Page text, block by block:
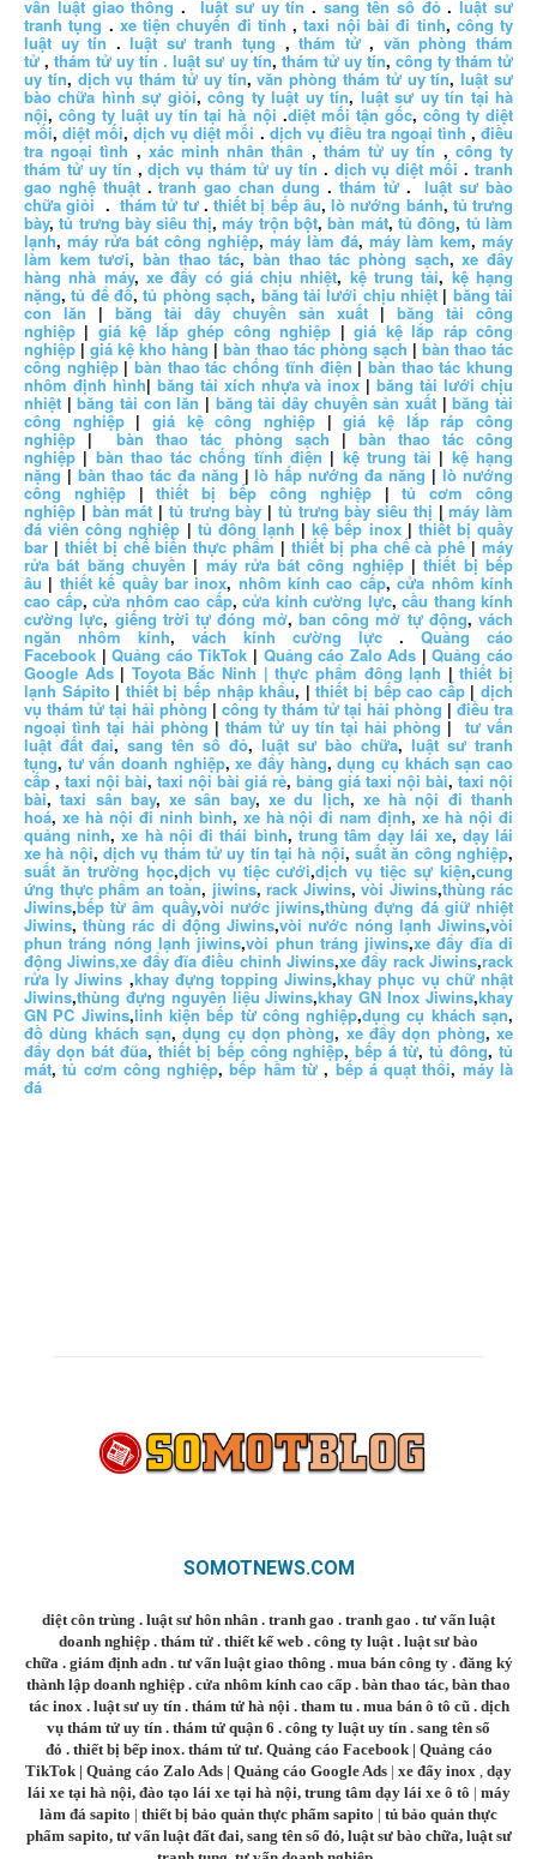
vấn luật giao thông . luật sư uy tín .sang tên sổ đỏ.luật sư
tranh tụng . xe tiện chuyến đi tỉnh ,taxi nội bài đi tỉnh, công ty
luật uy tín .luật sư tranh tụng ,thám tử, văn phòng thám
tử ,thám tử uy tín . luật sư uy tín, thám tử uy tín, công ty thám tử
uy tín, dịch vụ thám tử uy tín,văn phòng thám tử uy tín,luật sư
bào chữa hình sự giỏi,công ty luật uy tín, luật sư uy tín tại hà
nội,công ty luật uy tín tại hà nội .diệt mối tận gốc, công ty diệt
mối,diệt mối,dịch vụ diệt mối . dịch vụ điều tra ngoại tình ,điều
tra ngoại tình , xác minh nhân thân , thám tử uy tín , công ty
thám tử uy tín ,dịch vụ thám tử uy tín . dịch vụ diệt mối .tranh
gao nghệ thuật.tranh gao chan dung . thám tử.luật sư bào
chữa giỏi .thám tử tư.thiết bị bếp âu,lò nướng bánh, tủ trưng
bày,tủ trưng bày siêu thị,máy trộn bột,bàn mát, tủ đông, tủ làm
lạnh, máy rửa bát công nghiệp, máy làm đá, máy làm kem, máy
làm kem tươi,bàn thao tác,bàn thao tác phòng sạch,xe đẩy
hàng nhà máy, xe đẩy có giá chịu nhiệt, kệ trung tải, kệ hạng
nặng,tủ để đồ,tủ phòng sạch, băng tải lưới chịu nhiệt| băng tải
con lăn | băng tải dây chuyền sản xuất | băng tải công
nghiệp | giá kệ lắp ghép công nghiệp |giá kệ lắp ráp công
nghiệp |giá kệ kho hàng |bàn thao tác phòng sạch | bàn thao tác
công nghiệp|bàn thao tác chống tĩnh điện | bàn thao tác khung
nhôm định hình| băng tải xích nhựa và inox |băng tải lưới chịu
nhiệt |băng tải con lăn | băng tải dây chuyền sản xuất |băng tải
công nghiệp|giá kệ công nghiệp |giá kệ lắp ráp công
nghiệp |bàn thao tác phòng sạch | bàn thao tác công
nghiệp | bàn thao tác chống tĩnh điện | kệ trung tải | kệ hạng
nặng | bàn thao tác đa năng |lò hấp nướng đa năng |lò nướng
công nghiệp|thiết bị bếp công nghiệp|tủ cơm công
nghiệp | bàn mát | tủ trưng bày | tủ trưng bày siêu thị |máy làm
đá viên công nghiệp | tủ đông lạnh |kệ bếp inox| thiết bị quầy
bar | thiết bị chế biến thực phẩm | thiết bị pha chế cà phê | máy
rửa bát băng chuyền | máy rửa bát công nghiệp|thiết bị bếp
âu | thiết kế quầy bar inox, nhôm kính cao cấp,cửa nhôm kính
cao cấp, cửa nhôm cao cấp, cửa kính cường lực, cầu thang kính
cường lực, giếng trời tự đóng mở, ban công mở tự động, vách
ngăn nhôm kính, vách kính cường lực . Quảng cáo
Facebook |Quảng cáo TikTok | Quảng cáo Zalo Ads |Quảng cáo
Google Ads| Toyota Bắc Ninh | thực phẩm đông lạnh |thiết bị
lạnh Sápito | thiết bị bếp nhập khẩu, |thiết bị bếp cao cấp|dịch
vụ thám tử tại hải phòng | công ty thám tử tại hải phòng | điều tra
ngoại tình tại hải phòng |thám tử uy tín tại hải phòng | tư vấn
luật đất đai, sang tên sổ đỏ, luật sư bào chữa, luật sư tranh
tụng, tư vấn doanh nghiệp,xe đẩy hàng,dụng cụ khách sạn cao
cấp , taxi nội bài, taxi nội bài giá rẻ, bảng giá taxi nội bài, taxi nội
bài,taxi sân bay,xe sân bay,xe du lịch, xe hà nội đi thanh
hoá, xe hà nội đi ninh bình, xe hà nội đi nam định,xe hà nội đi
quảng ninh,xe hà nội đi thái bình, trung tâm dạy lái xe, dạy lái
xe hà nội,dịch vụ thám tử uy tín tại hà nội,suất ăn công nghiệp,
suất ăn trường học,dịch vụ tiệc cưới,dịch vụ tiệc sự kiện,cung
ứng thực phẩm an toàn, jiwins, rack Jiwins, vòi Jiwins,thùng rác
Jiwins,bếp từ âm quầy,vòi nước jiwins,thùng đựng đá giữ nhiệt
Jiwins,thùng rác di động Jiwins,vòi nước nóng lạnh Jiwins,vòi
phun tráng nóng lạnh jiwins,vòi phun tráng jiwins,xe đẩy đĩa di
động Jiwins,xe đẩy đĩa điều chỉnh Jiwins,xe đẩy rack Jiwins,rack
rửa ly Jiwins ,khay đựng topping Jiwins,khay phục vụ chữ nhật
Jiwins,thùng đựng nguyên liệu Jiwins,khay GN Inox Jiwins,khay
GN PC Jiwins,linh kiện bếp từ công nghiệp,dụng cụ khách sạn,
đồ dùng khách sạn,dụng cụ dọn phòng, xe đẩy dọn phòng,xe
đẩy dọn bát đũa, thiết bị bếp công nghiệp,bếp á từ,tủ đông,tủ
mát,tủ cơm công nghiệp,bếp hầm từ , bếp á quạt thổi, máy là
đá
SOMOTNEWS.COM
diệt côn trùng . luật sư hôn nhân . tranh gao . tranh gao . tư vấn luật
doanh nghiệp . thám tử . thiết kế web . công ty luật. luật sư bào
chữa. giám định adn. tư vấn luật giao thông . mua bán công ty. đăng ký
thành lập doanh nghiệp . cửa nhôm kính cao cấp . bàn thao tác, bàn thao
tác inox. luật sư uy tín. thám tử hà nội. tham tu. mua bán ô tô cũ. dịch
vụ thám tử uy tín . thám tử quận 6 . công ty luật uy tín . sang tên sổ
đỏ . thiết bị bếp inox. thám tử tư. Quảng cáo Facebook| Quảng cáo
TikTok | Quảng cáo Zalo Ads | Quảng cáo Google Ads | xe đẩy inox , dạy
lái xe tại hà nội, đào tạo lái xe tại hà nội, trung tâm dạy lái xe ô tô | máy
làm đá sapito | thiết bị bảo quản thực phẩm sapito | tủ bảo quản thực
phẩm sapito, tư vấn luật đất đai, sang tên sổ đỏ, luật sư bào chữa, luật sư